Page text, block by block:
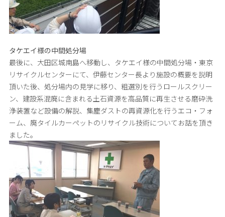
タケエイ様の中間処分場
最後に、大田区城南島へ移動し、タケエイ様の中間処分場・東京
リサイクルセンターにて、伊藤センター長より施設の概要を説明
頂いた後、処分場内の見学に移り、粗選別を行うロールスクリー
ン、建設系混廃に含まれる土石資源を高品質に再生させる磨砕洗
浄装置など設備の解説、集塵ダストの再資源化を行うエコ・フォ
ーム、廃タイルカーペットのリサイクル技術についてお話を頂き
ました。